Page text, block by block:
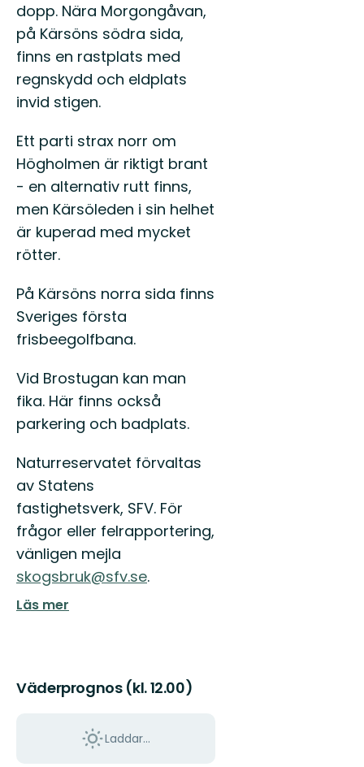
dopp. Nära Morgongåvan,
på Kärsöns södra sida,
finns en rastplats med
regnskydd och eldplats
invid stigen.
Ett parti strax norr om
Högholmen är riktigt brant
- en alternativ rutt finns,
men Kärsöleden i sin helhet
är kuperad med mycket
rötter.
På Kärsöns norra sida finns
Sveriges första
frisbeegolfbana.
Vid Brostugan kan man
fika. Här finns också
parkering och badplats.
Naturreservatet förvaltas
av Statens
fastighetsverk, SFV. För
frågor eller felrapportering,
vänligen mejla
skogsbruk@sfv.se.
Läs mer
Väderprognos (kl. 12.00)
Laddar...